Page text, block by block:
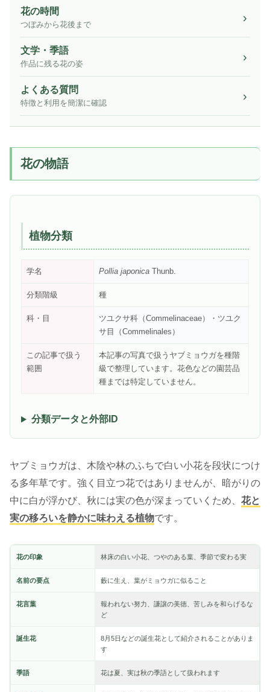
花の時間
つぼみから花後まで
文学・季語
作品に残る花の姿
よくある質問
特徴と利用を簡潔に確認
花の物語
植物分類
学名 Pollia japonica Thunb.
分類階級 種
科・目
ツユクサ科（Commelinaceae）・ツユク
サ目（Commelinales）
この記事で扱う
範囲
本記事の写真で扱うヤブミョウガを種階
級で整理しています。花色などの園芸品
種までは特定していません。
分類データと外部ID
ヤブミョウガは、木陰や林のふちで白い小花を段状につけ
る多年草です。強く目立つ花ではありませんが、暗がりの
中に白が浮かび、秋には実の色が深まっていくため、 花と
実の移ろいを静かに味わえる植物です。
花の印象 林床の白い小花、つやのある葉、季節で変わる実
名前の要点 藪に生え、葉がミョウガに似ること
花言葉
報われない努力、謙譲の美徳、苦しみを和らげるな
ど
誕生花
8月5日などの誕生花として紹介されることがありま
す
季語 花は夏、実は秋の季語として扱われます